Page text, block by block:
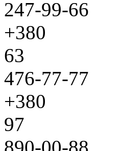
247-99-66
+380
63
476-77-77
+380
97